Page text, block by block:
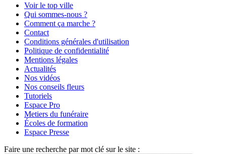
Voir le top ville
Qui sommes-nous ?
Comment ça marche ?
Contact
Conditions générales d'utilisation
Politique de confidentialité
Mentions légales
Actualités
Nos vidéos
Nos conseils fleurs
Tutoriels
Espace Pro
Metiers du funéraire
Écoles de formation
Espace Presse
Faire une recherche par mot clé sur le site :